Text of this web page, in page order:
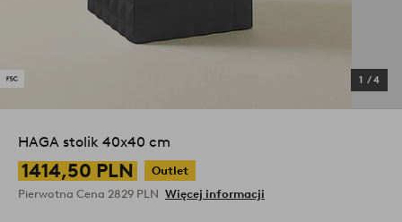
1 /4
HAGA stolik 40x40 cm
1414,50 PLN
Outlet
Pierwotna Cena 2829 PLN Więcej informacji